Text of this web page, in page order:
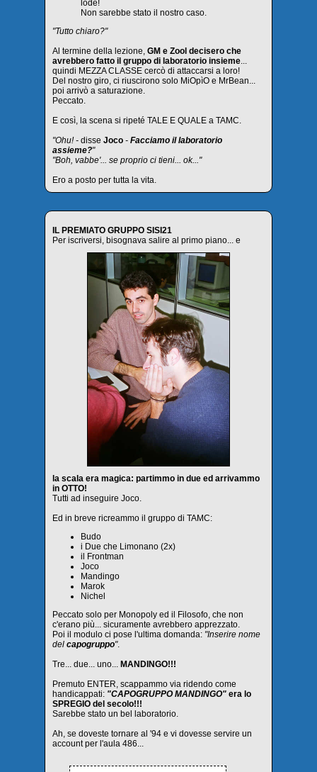
lode!
Non sarebbe stato il nostro caso.
"Tutto chiaro?"
Al termine della lezione, GM e Zool decisero che
avrebbero fatto il gruppo di laboratorio insieme
quindi MEZZA CLASSE cercò di attaccarsi a loro!
Del nostro giro, ci riuscirono solo MiOpìO e MrBean...
poi arrivò a saturazione.
Peccato.
E così, la scena si ripeté TALE E QUALE a TAMC.
"Ohu! - disse Joco - Facciamo il laboratorio
assieme?"
"Boh, vabbe'... se proprio ci tieni... ok..."
Ero a posto per tutta la vita.
IL PREMIATO GRUPPO SISI21
Per iscriversi, bisognava salire al primo piano... e
la scala era magica: partimmo in due ed arrivammo
in OTTO!
Tutti ad inseguire Joco.
Ed in breve ricreammo il gruppo di TAMC:
Budo
i Due che Limonano (2x)
il Frontman
Joco
Mandingo
Marok
Nichel
Peccato solo per Monopoly ed il Filosofo, che non
c'erano più... sicuramente avrebbero apprezzato.
Poi il modulo ci pose l'ultima domanda: "Inserire nome
del capogruppo".
Tre... due... uno... MANDINGO!!!
Premuto ENTER, scappammo via ridendo come
handicappati: "CAPOGRUPPO MANDINGO" era lo
SPREGIO del secolo!!!
Sarebbe stato un bel laboratorio.
Ah, se doveste tornare al '94 e vi dovesse servire un
account per l'aula 486...